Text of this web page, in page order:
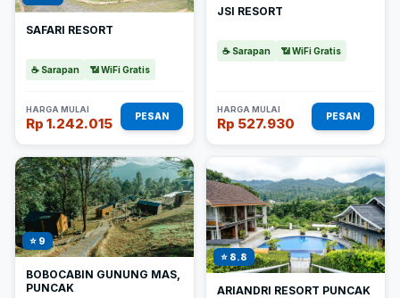
SAFARI RESORT
☕ Sarapan 📶 WiFi Gratis
HARGA MULAI
Rp 1.242.015 PESAN
JSI RESORT
☕ Sarapan 📶 WiFi Gratis
HARGA MULAI
Rp 527.930 PESAN
⭐ 9
BOBOCABIN GUNUNG MAS,
PUNCAK
⭐ 8.8
ARIANDRI RESORT PUNCAK